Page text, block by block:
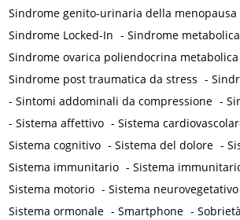
Sindrome genito-urinaria della menopausa
Sindrome Locked-In -Sindrome metabolica
Sindrome ovarica poliendocrina metabolica
Sindrome post traumatica da stress -
-Sintomi addominali da compressione -
-Sistema affettivo -Sistema
Sistema cognitivo -Sistema del dolore -
Sistema immunitario -Sistema
Sistema motorio -Sistema neurovegetativo
Sistema ormonale -Smartphone -Sobrietà